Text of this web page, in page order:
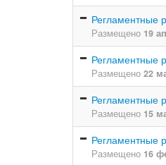
Регламентные
Размещено 19
Регламентные
Размещено 22
Регламентные
Размещено 15
Регламентные
Размещено 16